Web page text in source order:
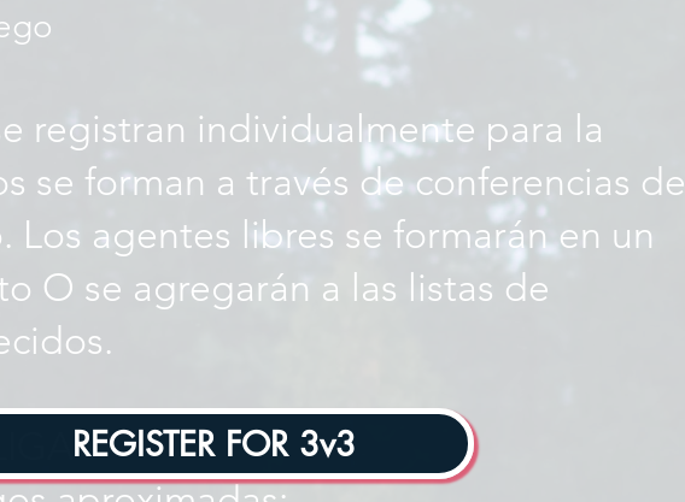
registran individualmente para la
se forman a través de conferencias de
Los agentes libres se formarán en un
O se agregarán a las listas de
REGISTER FOR 3v3